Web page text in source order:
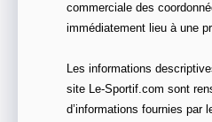
commerciale des
immédiatement lieu à une
Les informations
site Le-Sportif.com sont
d’informations fournies par